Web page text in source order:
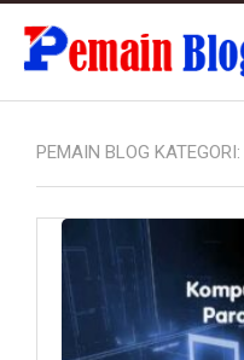
PEMAIN BLOG KATEGORI: